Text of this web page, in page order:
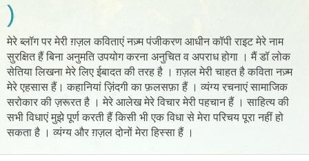
)
मेरे ब्लॉग पर मेरी ग़ज़ल कविताएं नज़्म पंजीकरण आधीन कॉपी राइट मेरे नाम
सुरक्षित हैं बिना अनुमति उपयोग करना अनुचित व अपराध होगा । मैं डॉ लोक
सेतिया लिखना मेरे लिए ईबादत की तरह है । ग़ज़ल मेरी चाहत है कविता नज़्म
मेरे एहसास हैं। कहानियां ज़िंदगी का फ़लसफ़ा हैं । व्यंग्य रचनाएं सामाजिक
सरोकार की ज़रूरत है । मेरे आलेख मेरे विचार मेरी पहचान हैं । साहित्य की
सभी विधाएं मुझे पूर्ण करती हैं किसी भी एक विधा से मेरा परिचय पूरा नहीं हो
सकता है । व्यंग्य और ग़ज़ल दोनों मेरा हिस्सा हैं ।